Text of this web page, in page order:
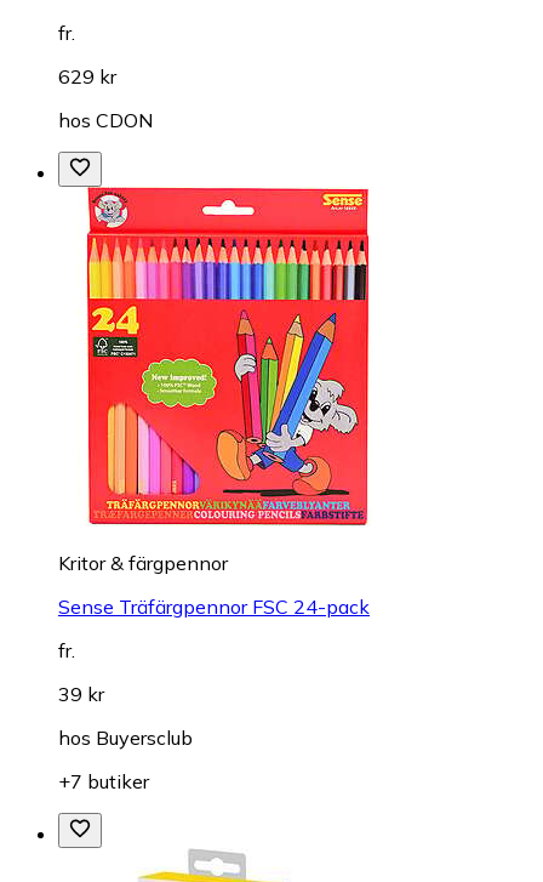
fr.
629 kr
hos CDON
Kritor & färgpennor
Sense Träfärgpennor FSC 24-pack
fr.
39 kr
hos Buyersclub
+7 butiker